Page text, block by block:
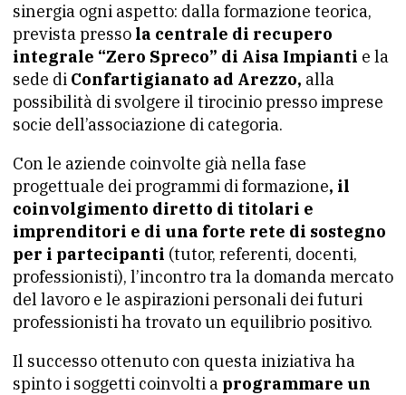
sinergia ogni aspetto: dalla formazione teorica,
prevista presso la centrale di recupero
integrale “Zero Spreco” di Aisa Impianti e la
sede di Confartigianato ad Arezzo, alla
possibilità di svolgere il tirocinio presso imprese
socie dell’associazione di categoria.
Con le aziende coinvolte già nella fase
progettuale dei programmi di formazione, il
coinvolgimento diretto di titolari e
imprenditori e di una forte rete di sostegno
per i partecipanti (tutor, referenti, docenti,
professionisti), l’incontro tra la domanda mercato
del lavoro e le aspirazioni personali dei futuri
professionisti ha trovato un equilibrio positivo.
Il successo ottenuto con questa iniziativa ha
spinto i soggetti coinvolti a programmare un